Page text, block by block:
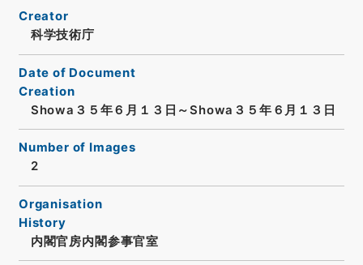
Creator
科学技術庁
Date of Document
Creation
Showa３５年６月１３日～Showa３５年６月１３日
Number of Images
2
Organisation
History
内閣官房内閣参事官室